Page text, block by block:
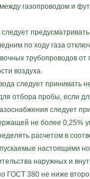
между газопроводом и
по ходу газа
трубопроводов от
воздуха.
следует принимать
отбора пробы, если
следует
не более 0,25%
расчетом в
настоящими
наружных и
ГОСТ 380 не ниже